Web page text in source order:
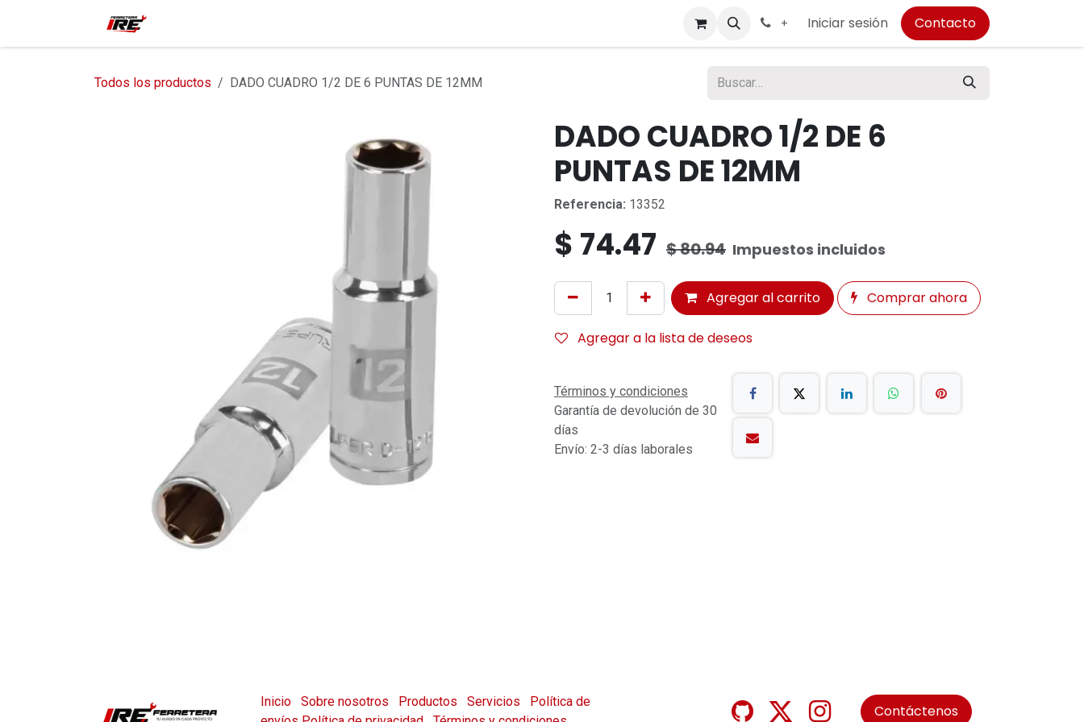
+ Iniciar sesión Contacto
Todos los productos DADO CUADRO 1/2 DE 6 PUNTAS DE 12MM
DADO CUADRO 1/2 DE 6
PUNTAS DE 12MM
Referencia: 13352
$ 74.47 $80.94 Impuestos incluidos
Agregar al carrito Comprar ahora
Agregar a la lista de deseos
Términos y condiciones
Garantía de devolución de 30
días
Envío: 2-3 días laborales
Inicio Sobre nosotros Productos Servicios
Política de
Contáctenos